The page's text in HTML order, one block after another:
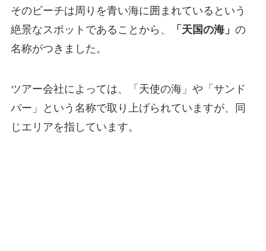
そのビーチは周りを青い海に囲まれているという
絶景なスポットであることから、
「天国の海」 の
名称がつきました。
ツアー会社によっては、「天使の海」や「サンド
バー」という名称で取り上げられていますが、同
じエリアを指しています。